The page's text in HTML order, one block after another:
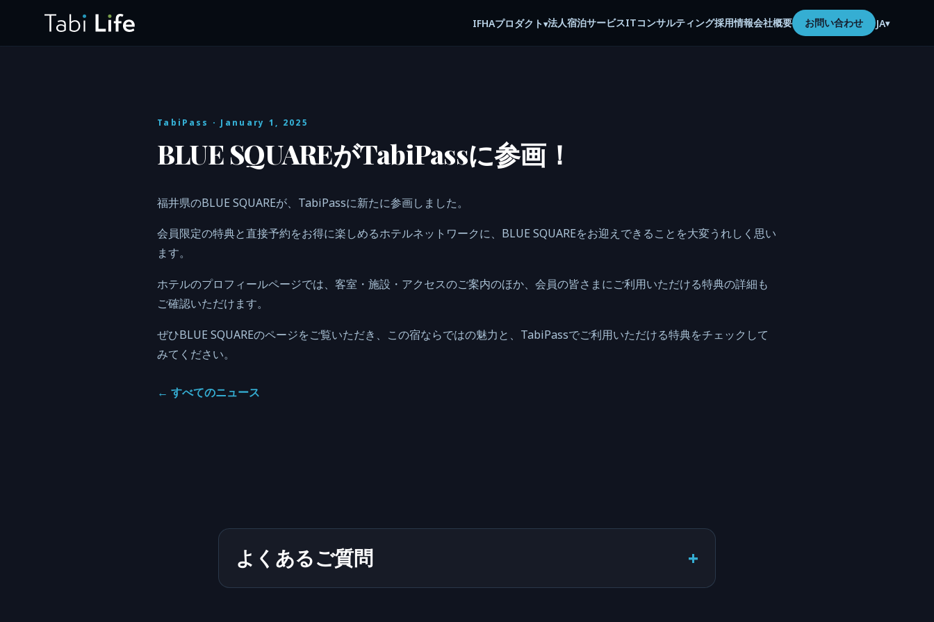
IFHAプロダクト▾法人宿泊サービスITコンサルティング採用情報会社概要 お問い合わせ JA▾
TabiPass · January 1, 2025
BLUE SQUAREがTabiPassに参画！
福井県のBLUE SQUAREが、TabiPassに新たに参画しました。
会員限定の特典と直接予約をお得に楽しめるホテルネットワークに、BLUE SQUAREをお迎えできることを大変うれしく思い
ます。
ホテルのプロフィールページでは、客室・施設・アクセスのご案内のほか、会員の皆さまにご利用いただける特典の詳細も
ご確認いただけます。
ぜひBLUE SQUAREのページをご覧いただき、この宿ならではの魅力と、TabiPassでご利用いただける特典をチェックして
みてください。
← すべてのニュース
よくあるご質問 +